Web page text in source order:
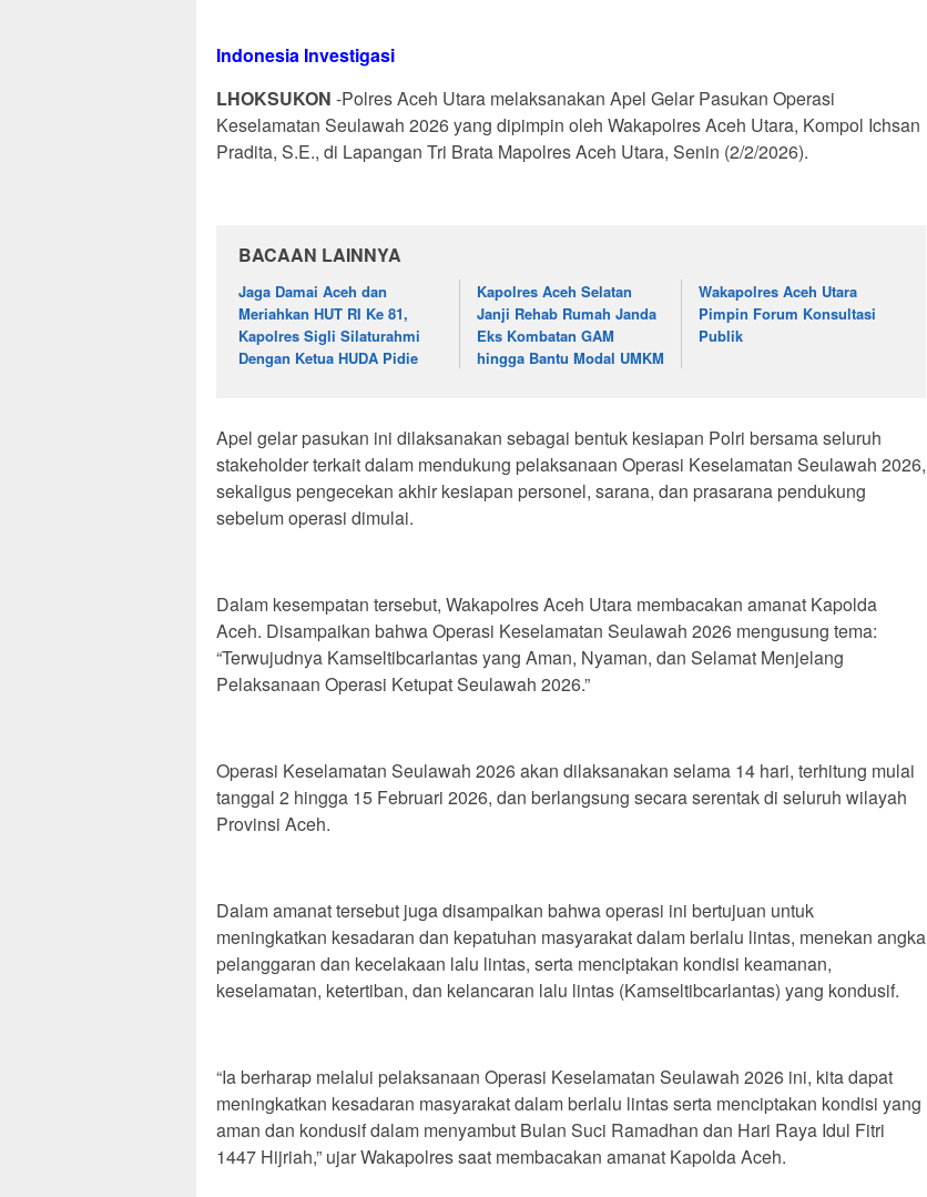
Indonesia Investigasi
LHOKSUKON -Polres Aceh Utara melaksanakan Apel Gelar Pasukan Operasi
Keselamatan Seulawah 2026 yang dipimpin oleh Wakapolres Aceh Utara, Kompol Ichsan
Pradita, S.E., di Lapangan Tri Brata Mapolres Aceh Utara, Senin (2/2/2026).
BACAAN LAINNYA
Jaga Damai Aceh dan
Meriahkan HUT RI Ke 81,
Kapolres Sigli Silaturahmi
Dengan Ketua HUDA Pidie
Kapolres Aceh Selatan
Janji Rehab Rumah Janda
Eks Kombatan GAM
hingga Bantu Modal UMKM
Wakapolres Aceh Utara
Pimpin Forum Konsultasi
Publik
Apel gelar pasukan ini dilaksanakan sebagai bentuk kesiapan Polri bersama seluruh
stakeholder terkait dalam mendukung pelaksanaan Operasi Keselamatan Seulawah 2026,
sekaligus pengecekan akhir kesiapan personel, sarana, dan prasarana pendukung
sebelum operasi dimulai.
Dalam kesempatan tersebut, Wakapolres Aceh Utara membacakan amanat Kapolda
Aceh. Disampaikan bahwa Operasi Keselamatan Seulawah 2026 mengusung tema:
“Terwujudnya Kamseltibcarlantas yang Aman, Nyaman, dan Selamat Menjelang
Pelaksanaan Operasi Ketupat Seulawah 2026.”
Operasi Keselamatan Seulawah 2026 akan dilaksanakan selama 14 hari, terhitung mulai
tanggal 2 hingga 15 Februari 2026, dan berlangsung secara serentak di seluruh wilayah
Provinsi Aceh.
Dalam amanat tersebut juga disampaikan bahwa operasi ini bertujuan untuk
meningkatkan kesadaran dan kepatuhan masyarakat dalam berlalu lintas, menekan angka
pelanggaran dan kecelakaan lalu lintas, serta menciptakan kondisi keamanan,
keselamatan, ketertiban, dan kelancaran lalu lintas (Kamseltibcarlantas) yang kondusif.
“Ia berharap melalui pelaksanaan Operasi Keselamatan Seulawah 2026 ini, kita dapat
meningkatkan kesadaran masyarakat dalam berlalu lintas serta menciptakan kondisi yang
aman dan kondusif dalam menyambut Bulan Suci Ramadhan dan Hari Raya Idul Fitri
1447 Hijriah,” ujar Wakapolres saat membacakan amanat Kapolda Aceh.